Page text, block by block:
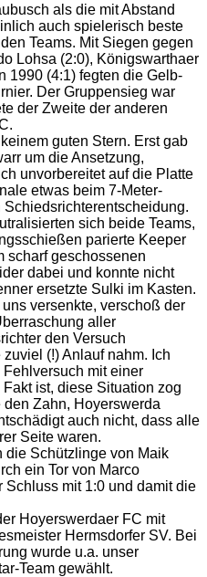
als die mit Abstand
auch spielerisch beste
Teams. Mit Siegen gegen
Lohsa (2:0), Königswarthaer
1990 (4:1) fegten die Gelb-
Der Gruppensieg war
der Zweite der anderen
guten Stern. Erst gab
um die Ansetzung,
unvorbereitet auf die Platte
etwas beim 7-Meter-
sich beide Teams,
parierte Keeper
scharf geschossenen
dabei und konnte nicht
ersetzte Sulki im Kasten.
versenkte, verschoß der
aller
den Versuch
(!) Anlauf nahm. Ich
mit einer
ist, diese Situation zog
Zahn, Hoyerswerda
auch nicht, dass alle
Seite waren.
die Schützlinge von Maik
ein Tor von Marco
Schluss mit 1:0 und damit die
Hoyerswerdaer FC mit
Hermsdorfer SV. Bei
wurde u.a. unser
Team gewählt.